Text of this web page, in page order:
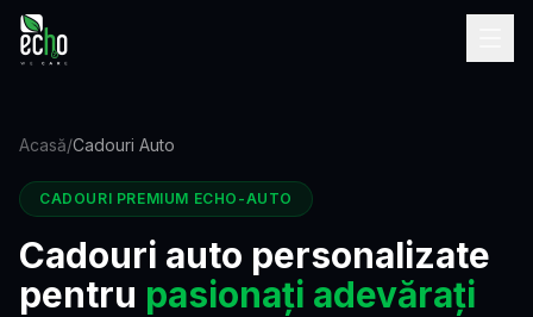
Acasă/Cadouri Auto
CADOURI PREMIUM ECHO-AUTO
Cadouri auto personalizate
pentru pasionați adevărați